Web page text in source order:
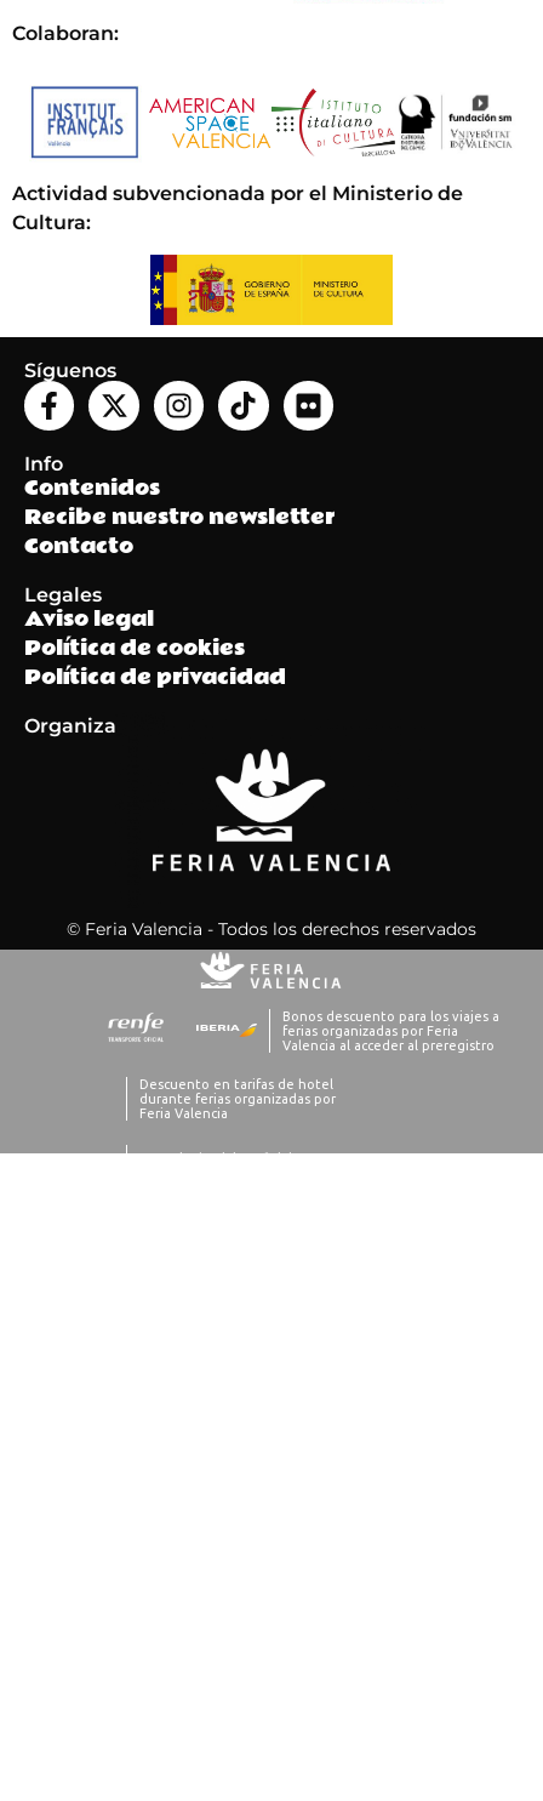
Colaboran:
Actividad subvencionada por el Ministerio de
Cultura:
Síguenos
Info
Contenidos
Recibe nuestro newsletter
Contacto
Legales
Aviso legal
Política de cookies
Política de privacidad
Organiza
© Feria Valencia - Todos los derechos reservados